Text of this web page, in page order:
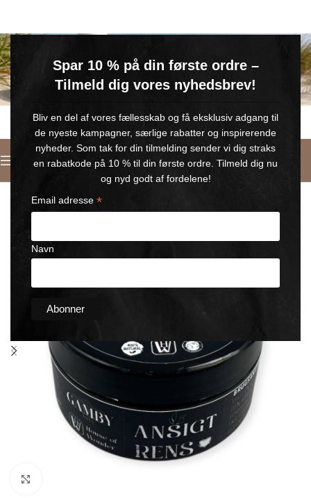
Spar 10 % på din første ordre –
Tilmeld dig vores nyhedsbrev!
Bliv en del af vores fællesskab og få eksklusiv adgang til
de nyeste kampagner, særlige rabatter og inspirerende
nyheder. Som tak for din tilmelding sender vi dig straks
en rabatkode på 10 % til din første ordre. Tilmeld dig nu
og nyd godt af fordelene!
Email adresse *
Navn
Køb for min. 600 kr.
🎁 Gælder til og med d. 9. august
Dansk
Forside/Set of BLACK WONDER